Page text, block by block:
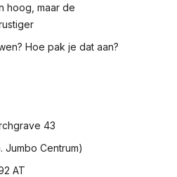
hoog, maar de
Hoe pak je dat aan?
43
Jumbo Centrum)
AT